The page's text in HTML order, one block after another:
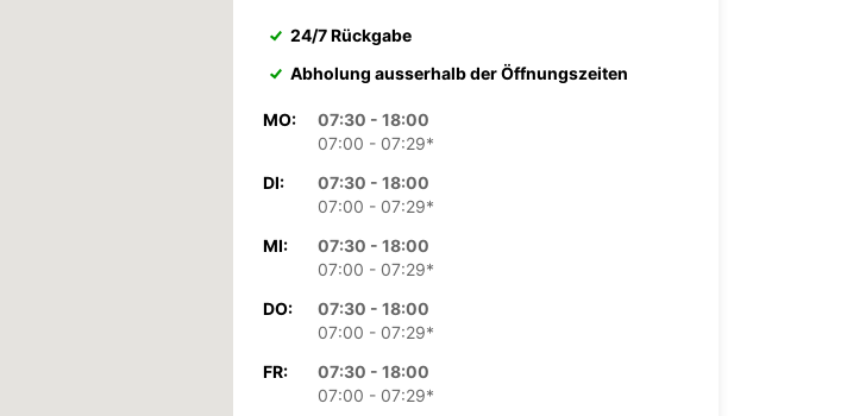
24/7 Rückgabe
Abholung ausserhalb der Öffnungszeiten
MO:
07:30 - 18:00
07:00 - 07:29*
DI:
07:30 - 18:00
07:00 - 07:29*
MI:
07:30 - 18:00
07:00 - 07:29*
DO:
07:30 - 18:00
07:00 - 07:29*
FR:
07:30 - 18:00
07:00 - 07:29*